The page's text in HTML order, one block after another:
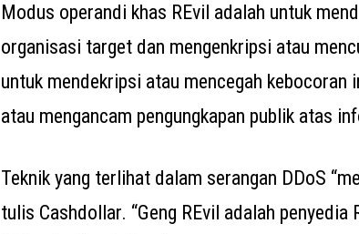
Modus operandi khas REvil adalah untuk
organisasi target dan mengenkripsi atau
untuk mendekripsi atau mencegah
atau mengancam pengungkapan publik atas
Teknik yang terlihat dalam serangan DDoS
tulis Cashdollar. “Geng REvil adalah